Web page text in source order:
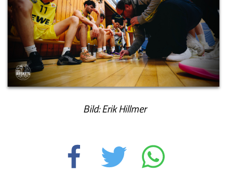
Bild: Erik Hillmer